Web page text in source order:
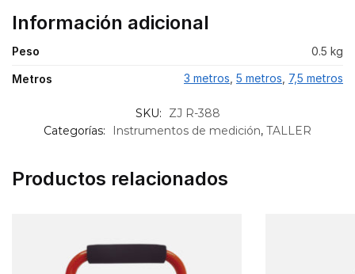
Información adicional
Peso 0.5 kg
Metros 3 metros 5 metros 7,5 metros
SKU:
ZJ R-388
Categorías:
Instrumentos de medición, TALLER
Productos relacionados